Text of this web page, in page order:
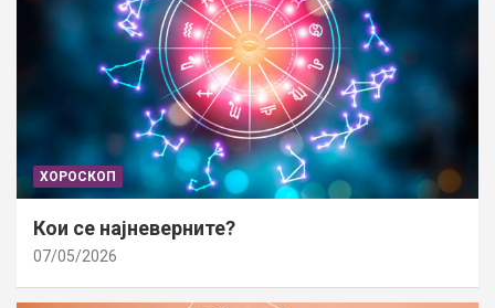
ХОРОСКОП
Кои се најневерните?
07/05/2026